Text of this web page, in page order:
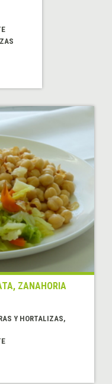
ZANAHORIA
Y HORTALIZAS,